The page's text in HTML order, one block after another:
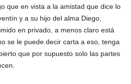
que en vista a la amistad que dice lo
y a su hijo del alma Diego,
en privado, a menos claro está
se le puede decir carta a eso, tenga
que por supuesto solo las partes